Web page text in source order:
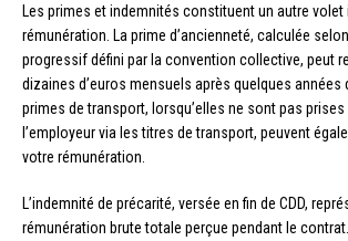
Les primes et indemnités constituent un autre
rémunération. La prime d’ancienneté, calculée
progressif défini par la convention collective, peut
dizaines d’euros mensuels après quelques années
primes de transport, lorsqu’elles ne sont pas prises
l’employeur via les titres de transport, peuvent
votre rémunération.
L’indemnité de précarité, versée en fin de CDD,
rémunération brute totale perçue pendant le